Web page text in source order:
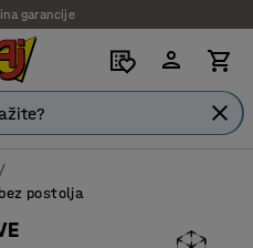
garancije
postolja